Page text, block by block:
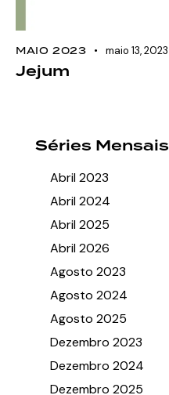
MAIO 2023 maio 13, 2023
Jejum
Séries Mensais
Abril 2023
Abril 2024
Abril 2025
Abril 2026
Agosto 2023
Agosto 2024
Agosto 2025
Dezembro 2023
Dezembro 2024
Dezembro 2025